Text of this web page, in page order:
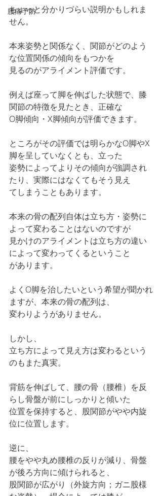
腰痛予防
ちょっと分かりづらい説明かもしれま
せん。
本来姿勢と関係なく、関節がどのよう
な位置関係の傾向をもつかを
見るのがアライメント評価です。
例えば座って脚を伸ばした状態で、膝
関節の特徴を見たとき、正確な
O脚傾向・X脚傾向が評価できます。
ところがその評価では明らかなO脚やX
脚を呈していなくとも、立った
姿勢によってよりその傾向が強調され
たり、実際にはなくてもそう見え
てしまうこともあります。
本来の骨の配列自体は立ち方・姿勢に
よって変わることはないのですが
見かけのアライメントは立ち方の違い
によって変わってくるということ
があります。
よくO脚を治したいという希望が聞かれ
ますが、本来の骨の配列は、
変わりようがありません。
しかし、
立ち方によって見え方は変わるという
のもまた真実。
背筋を伸ばして、腰の骨（腰椎）を反
らし骨盤が前にしっかりと傾いた
位置を保持すると、股関節がやや内旋
位に位置します。
逆に、
腰をやや丸め腰椎の反りが減り、骨盤
が後ろ方向に傾けられると、
股関節が広がり（外旋方向；ガニ股様